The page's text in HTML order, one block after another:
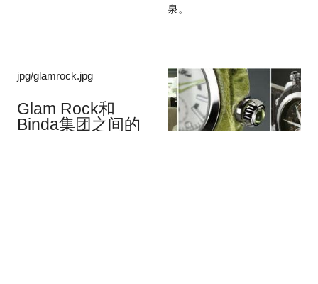
泉。
jpg/glamrock.jpg
Glam Rock和
Binda集团之间的